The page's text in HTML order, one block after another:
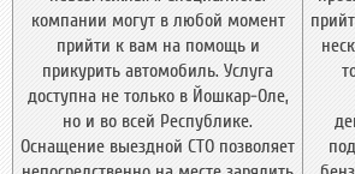
компании могут в любой момент
прийти к вам на помощь и
прикурить автомобиль. Услуга
доступна не только в Йошкар-Оле,
но и во всей Республике.
Оснащение выездной СТО позволяет